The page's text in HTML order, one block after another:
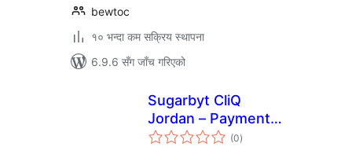
bewtoc
१० भन्दा कम सक्रिय स्थापना
6.9.6 सँग जाँच गरिएको
Sugarbyt CliQ
Jordan – Payment
Gateway for (0कुल
रेटिङ्गहरू
)